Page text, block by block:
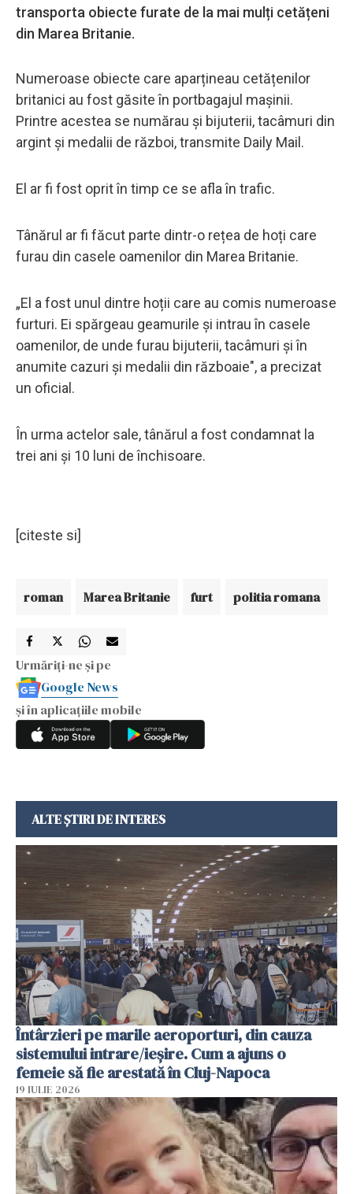
transporta obiecte furate de la mai mulți cetățeni
din Marea Britanie.
Numeroase obiecte care aparțineau cetățenilor
britanici au fost găsite în portbagajul mașinii.
Printre acestea se numărau și bijuterii, tacâmuri din
argint și medalii de război, transmite Daily Mail.
El ar fi fost oprit în timp ce se afla în trafic.
Tânărul ar fi făcut parte dintr-o rețea de hoți care
furau din casele oamenilor din Marea Britanie.
„El a fost unul dintre hoții care au comis numeroase
furturi. Ei spărgeau geamurile și intrau în casele
oamenilor, de unde furau bijuterii, tacâmuri și în
anumite cazuri și medalii din războaie", a precizat
un oficial.
În urma actelor sale, tânărul a fost condamnat la
trei ani și 10 luni de închisoare.
[citeste si]
roman Marea Britanie furt politia romana
Urmăriți-ne și pe
Google News
și în aplicațiile mobile
ALTE ȘTIRI DE INTERES
Întârzieri pe marile aeroporturi, din cauza
sistemului intrare/ieșire. Cum a ajuns o
femeie să fie arestată în Cluj-Napoca
19 IULIE 2026